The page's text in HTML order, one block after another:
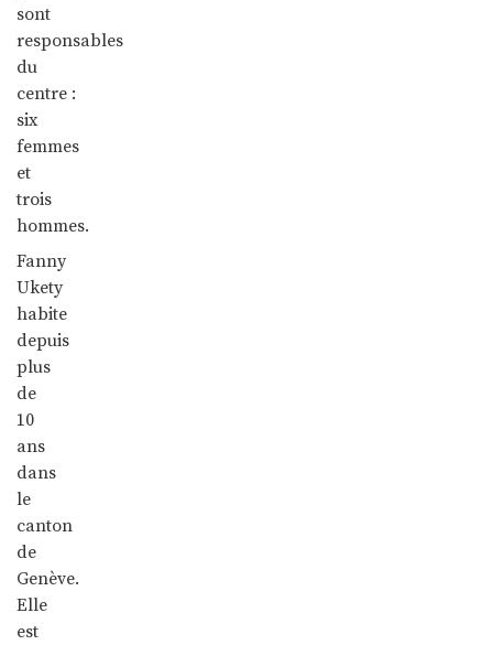
sont
responsables
du
centre :
six
femmes
et
trois
hommes.
Fanny
Ukety
habite
depuis
plus
de
10
ans
dans
le
canton
de
Genève.
Elle
est